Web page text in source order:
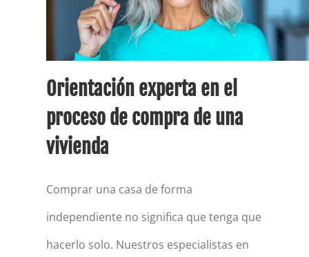
Orientación experta en el
proceso de compra de una
vivienda
Comprar una casa de forma
independiente no significa que tenga que
hacerlo solo. Nuestros especialistas en